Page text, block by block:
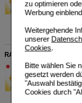
zu optimieren
Werbung
Weitergehende
unserer
Cookies.
Bitte wählen Sie
gesetzt werden
"Auswahl
Cookies durch
05497821
30X2St
RAUSCH Schweizer
RAUSCH
GmbH
09218918
3X30X2 St